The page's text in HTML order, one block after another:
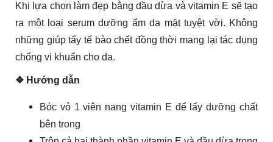
Khi lựa chọn làm đẹp bằng dầu dừa và vitamin E sẽ tạo
ra một loại serum dưỡng ẩm da mặt tuyệt vời. Không
những giúp tẩy tế bào chết đồng thời mang lại tác dụng
chống vi khuẩn cho da.
❖ Hướng dẫn
Bóc vỏ 1 viên nang vitamin E để lấy dưỡng chất
bên trong